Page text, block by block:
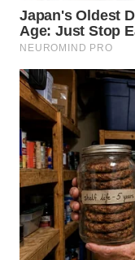
WN
NIAS
WN
LANGKAT
WN
TAPANULI
SELATAN
WN
TANJUNG